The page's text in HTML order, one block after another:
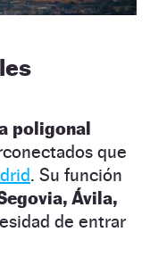
poligonal
que
. Su función
Ávila,
de entrar